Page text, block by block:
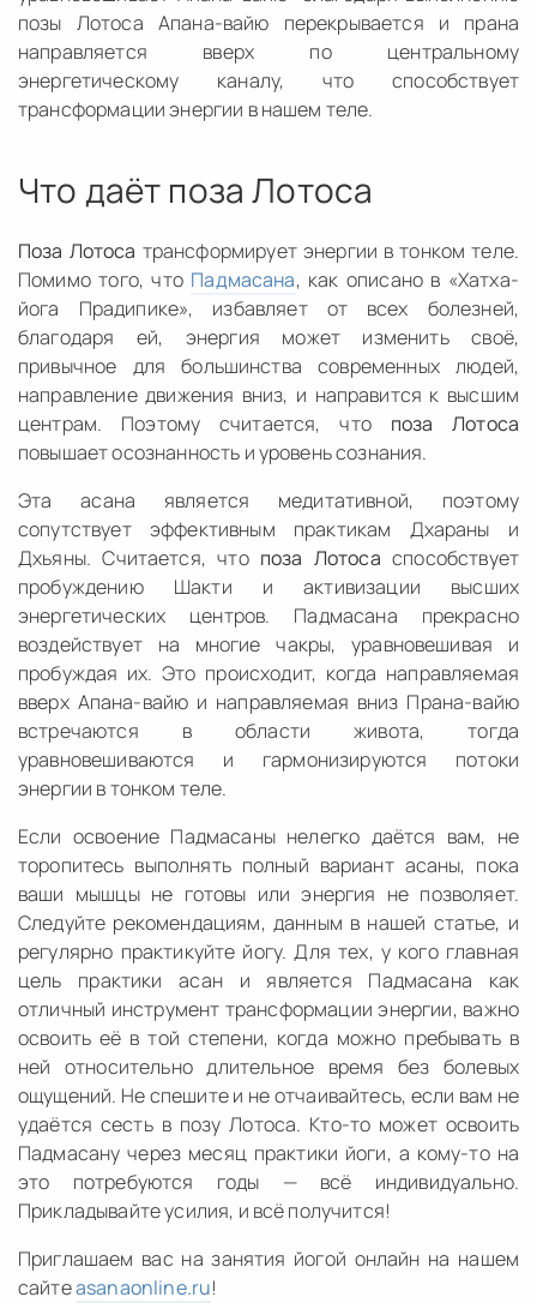
позы Лотоса Апана-вайю перекрывается и прана
направляется вверх по центральному
энергетическому каналу, что способствует
трансформации энергии в нашем теле.
Что даёт поза Лотоса
Поза Лотоса трансформирует энергии в тонком теле.
Помимо того, что Падмасана, как описано в «Хатха-
йога Прадипике», избавляет от всех болезней,
благодаря ей, энергия может изменить своё,
привычное для большинства современных людей,
направление движения вниз, и направится к высшим
центрам. Поэтому считается, что поза Лотоса
повышает осознанность и уровень сознания.
Эта асана является медитативной, поэтому
сопутствует эффективным практикам Дхараны и
Дхьяны. Считается, что поза Лотоса способствует
пробуждению Шакти и активизации высших
энергетических центров. Падмасана прекрасно
воздействует на многие чакры, уравновешивая и
пробуждая их. Это происходит, когда направляемая
вверх Апана-вайю и направляемая вниз Прана-вайю
встречаются в области живота, тогда
уравновешиваются и гармонизируются потоки
энергии в тонком теле.
Если освоение Падмасаны нелегко даётся вам, не
торопитесь выполнять полный вариант асаны, пока
ваши мышцы не готовы или энергия не позволяет.
Следуйте рекомендациям, данным в нашей статье, и
регулярно практикуйте йогу. Для тех, у кого главная
цель практики асан и является Падмасана как
отличный инструмент трансформации энергии, важно
освоить её в той степени, когда можно пребывать в
ней относительно длительное время без болевых
ощущений. Не спешите и не отчаивайтесь, если вам не
удаётся сесть в позу Лотоса. Кто-то может освоить
Падмасану через месяц практики йоги, а кому-то на
это потребуются годы — всё индивидуально.
Прикладывайте усилия, и всё получится!
Приглашаем вас на занятия йогой онлайн на нашем
сайтеasanaonline.ru!